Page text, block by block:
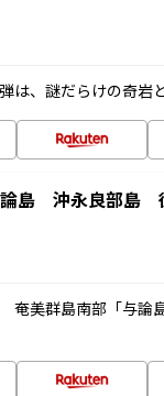
は、謎だらけの奇岩
島 沖永良部島
美群島南部「与論